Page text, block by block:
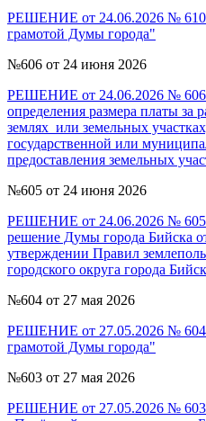
РЕШЕНИЕ от 24.06.2026 № 610
грамотой Думы города"
№606 от 24 июня 2026
РЕШЕНИЕ от 24.06.2026 № 606
определения размера платы за
землях или земельных
государственной или
предоставления земельных
№605 от 24 июня 2026
РЕШЕНИЕ от 24.06.2026 № 605
решение Думы города Бийска
утверждении Правил
городского округа города
№604 от 27 мая 2026
РЕШЕНИЕ от 27.05.2026 № 604
грамотой Думы города"
№603 от 27 мая 2026
РЕШЕНИЕ от 27.05.2026 № 603